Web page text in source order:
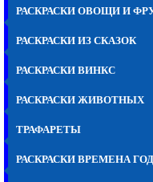
РАСКРАСКИ ОВОЩИ И
РАСКРАСКИ ИЗ СКАЗОК
РАСКРАСКИ ВИНКС
РАСКРАСКИ ЖИВОТНЫХ
ТРАФАРЕТЫ
РАСКРАСКИ ВРЕМЕНА